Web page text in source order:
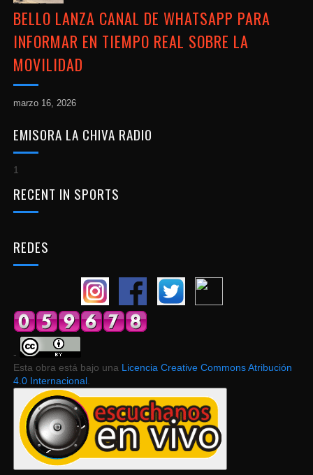
BELLO LANZA CANAL DE WHATSAPP PARA
INFORMAR EN TIEMPO REAL SOBRE LA
MOVILIDAD
marzo 16, 2026
EMISORA LA CHIVA RADIO
1
RECENT IN SPORTS
REDES
-
Esta obra está bajo una Licencia Creative Commons Atribución
4.0 Internacional.